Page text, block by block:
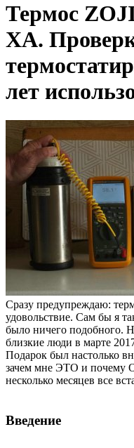
Термос
XA.
лет
Сразу предупреждаю:
удовольствие. Сам бы я
было ничего подобного.
близкие люди в марте
Подарок был настолько
зачем мне ЭТО и почему
несколько месяцев все
Введение